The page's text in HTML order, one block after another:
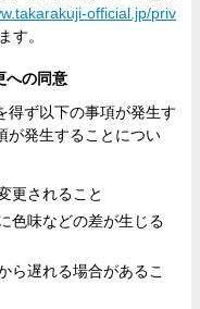
official.jp/priv
す。
への同意
得ず以下の事項が発生す
が発生することについ
更されること
色味などの差が生じる
ら遅れる場合があるこ